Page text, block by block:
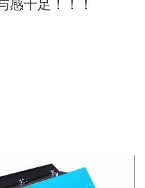
感十足！！！